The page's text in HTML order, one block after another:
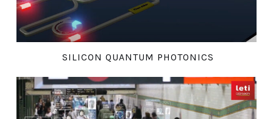
SILICON QUANTUM PHOTONICS